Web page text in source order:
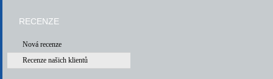
RECENZE
Nová recenze
Recenze našich klientů